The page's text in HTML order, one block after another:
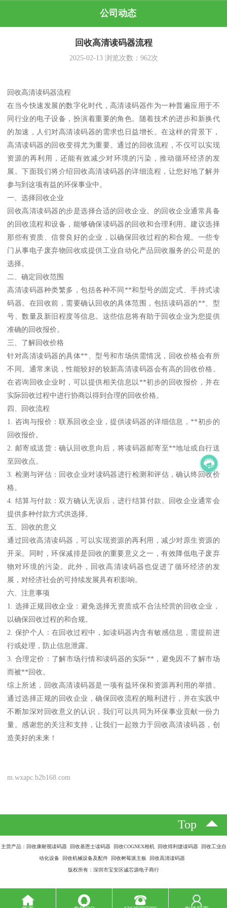
公司动态
回收高清读码器流程
2025-02-13浏览次数： 962次
回收高清读码器流程
在当今快速发展的数字化时代，高清读码器作为一种普遍应用于不
同行业的电子设备，扮演着重要的角色。随着技术的进步和新换代
的加速，人们对高清读码器的需求也日益增长。在这样的背景下，
高清读码器的回收变得尤为重要。通过的回收流程，不仅可以实现
资源的再利用，还能有效减少对环境的污染，推动循环经济的发
展。下面我们将介绍回收高清读码器的详细流程，让您好地了解并
参与到这项有益的环保事业中。
一、选择回收企业
回收高清读码器的步是选择合适的回收企业。的回收企业通常具备
的回收流程和设备，能够确保读码器的回收和合理利用。建议选择
那些有资质、信誉良好的企业，以确保回收过程的和合规。一些专
门从事电子废弃物回收或提供工业自动化产品回收服务的公司是的
选择。
二、确定回收范围
高清读码器种类繁多，包括各种不同**和型号的固定式、手持式读
码器。在回收前，需要确认回收的具体范围，包括读码器的**、型
号、数量及新旧程度等信息。这些信息将有助于回收企业为您提供
准确的回收报价。
三、了解回收价格
针对高清读码器的具体**、型号和市场供需情况，回收价格会有所
不同。通常来说，性能较好的较新高清读码器会有高的回收价格。
在咨询回收企业时，可以提供相关信息以**初步的回收报价，并在
实际回收过程中进行协商以得到合理的回收价格。
四、回收流程
1. 咨询与报价：联系回收企业，提供读码器的详细信息，**初步的
回收报价。
2. 邮寄或送货：确认回收意向后，将读码器邮寄至**地址或自行送
至回收点。
3. 检测与评估：回收企业对读码器进行检测和评估，确认终回收价
格。
4. 结算与付款：双方确认无误后，进行结算付款。回收企业通常会
提供多种付款方式供选择。
五、回收的意义
通过回收高清读码器，可以实现资源的再利用，减少对原生资源的
开采。同时，环保减排是回收的重要意义之一，有效降低电子废弃
物对环境的污染。此外，回收高清读码器也促进了循环经济的发
展，对经济社会的可持续发展具有积影响。
六、注意事项
1. 选择正规回收企业：避免选择无资质或不合法经营的回收企业，
以确保回收过程的和合规。
2. 保护个人：在回收过程中，如读码器内含有敏感信息，需提前进
行或处理，防止信息泄露。
3. 合理定价：了解市场行情和读码器的实际**，避免因不了解市场
而被**回收。
综上所述，回收高清读码器是一项有益环保和资源再利用的举措。
通过选择正规的回收企业，确保回收流程的顺利进行，并在实践中
不断加深对回收意义的认识，我们可以共同为环保事业贡献一份力
量。感谢您的关注和支持，让我们一起致力于回收高清读码器，创
造美好的未来！
m.wxapc.b2b168.com
Top
主营产品：回收康耐视读码器 回收基恩士读码器 回收COGNEX相机 回收得利捷读码器 回收工业自
动化设备 回收机械设备及配件 回收树莓派主板 回收高清读码器
版权所有：深圳市宝安区诚芯源电子商行